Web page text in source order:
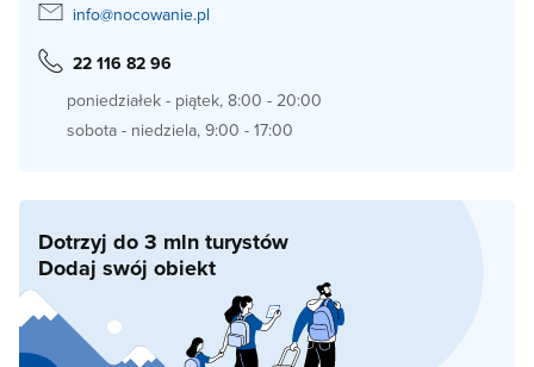
info@nocowanie.pl
22 116 82 96
poniedziałek - piątek, 8:00 - 20:00
sobota - niedziela, 9:00 - 17:00
Dotrzyj do 3 mln turystów
Dodaj swój obiekt